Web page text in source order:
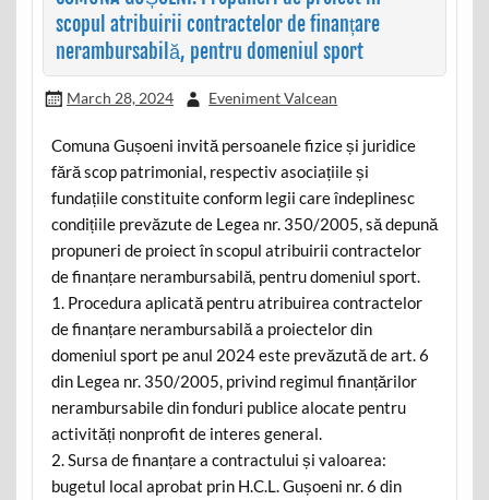
scopul atribuirii contractelor de finanțare
nerambursabilă, pentru domeniul sport
March 28, 2024 Eveniment Valcean
Comuna Gușoeni invită persoanele fizice și juridice
fără scop patrimonial, respectiv asociațiile și
fundațiile constituite conform legii care îndeplinesc
condițiile prevăzute de Legea nr. 350/2005, să depună
propuneri de proiect în scopul atribuirii contractelor
de finanțare nerambursabilă, pentru domeniul sport.
1. Procedura aplicată pentru atribuirea contractelor
de finanțare nerambursabilă a proiectelor din
domeniul sport pe anul 2024 este prevăzută de art. 6
din Legea nr. 350/2005, privind regimul finanțărilor
nerambursabile din fonduri publice alocate pentru
activități nonprofit de interes general.
2. Sursa de finanțare a contractului și valoarea:
bugetul local aprobat prin H.C.L. Gușoeni nr. 6 din